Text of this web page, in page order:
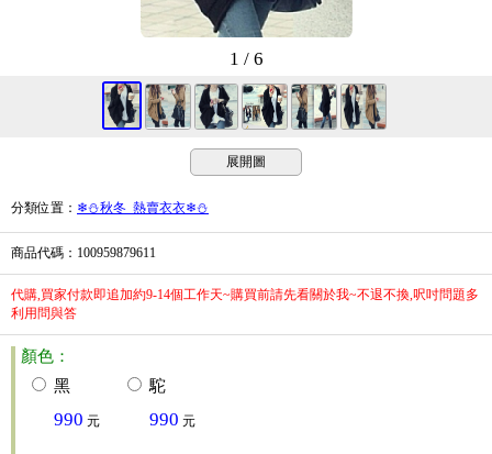
1 / 6
展開圖
分類位置 ： ❄⛄秋冬_熱賣衣衣❄⛄
商品代碼 ：100959879611
代購,買家付款即追加約9-14個工作天~購買前請先看關於我~不退不換,呎吋問題多
利用問與答
顏色：
黑
990 元
駝
990 元